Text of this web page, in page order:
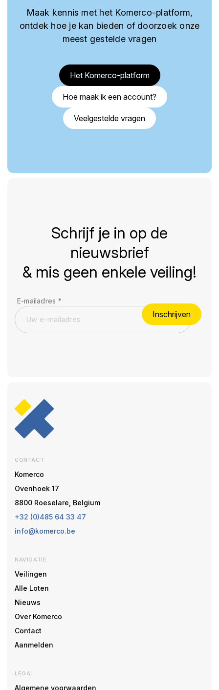
Maak kennis met het Komerco-platform,
ontdek hoe je kan bieden of doorzoek onze
meest gestelde vragen
Het Komerco-platform
Hoe maak ik een account?
Veelgestelde vragen
Schrijf je in op de
nieuwsbrief
& mis geen enkele veiling!
E-mailadres *
Inschrijven
CONTACT
Komerco
Ovenhoek 17
8800 Roeselare, Belgium
+32 (0)485 64 33 47
info@komerco.be
NAVIGATIE
Veilingen
Alle Loten
Nieuws
Over Komerco
Contact
Aanmelden
LEGAL
Algemene voorwaarden